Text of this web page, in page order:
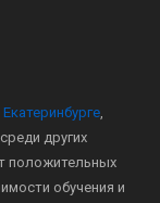
,
других
положительных
обучения и